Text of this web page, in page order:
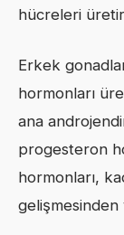
hücreleri
Erkek
hormonları
ana
progesteron
hormonları,